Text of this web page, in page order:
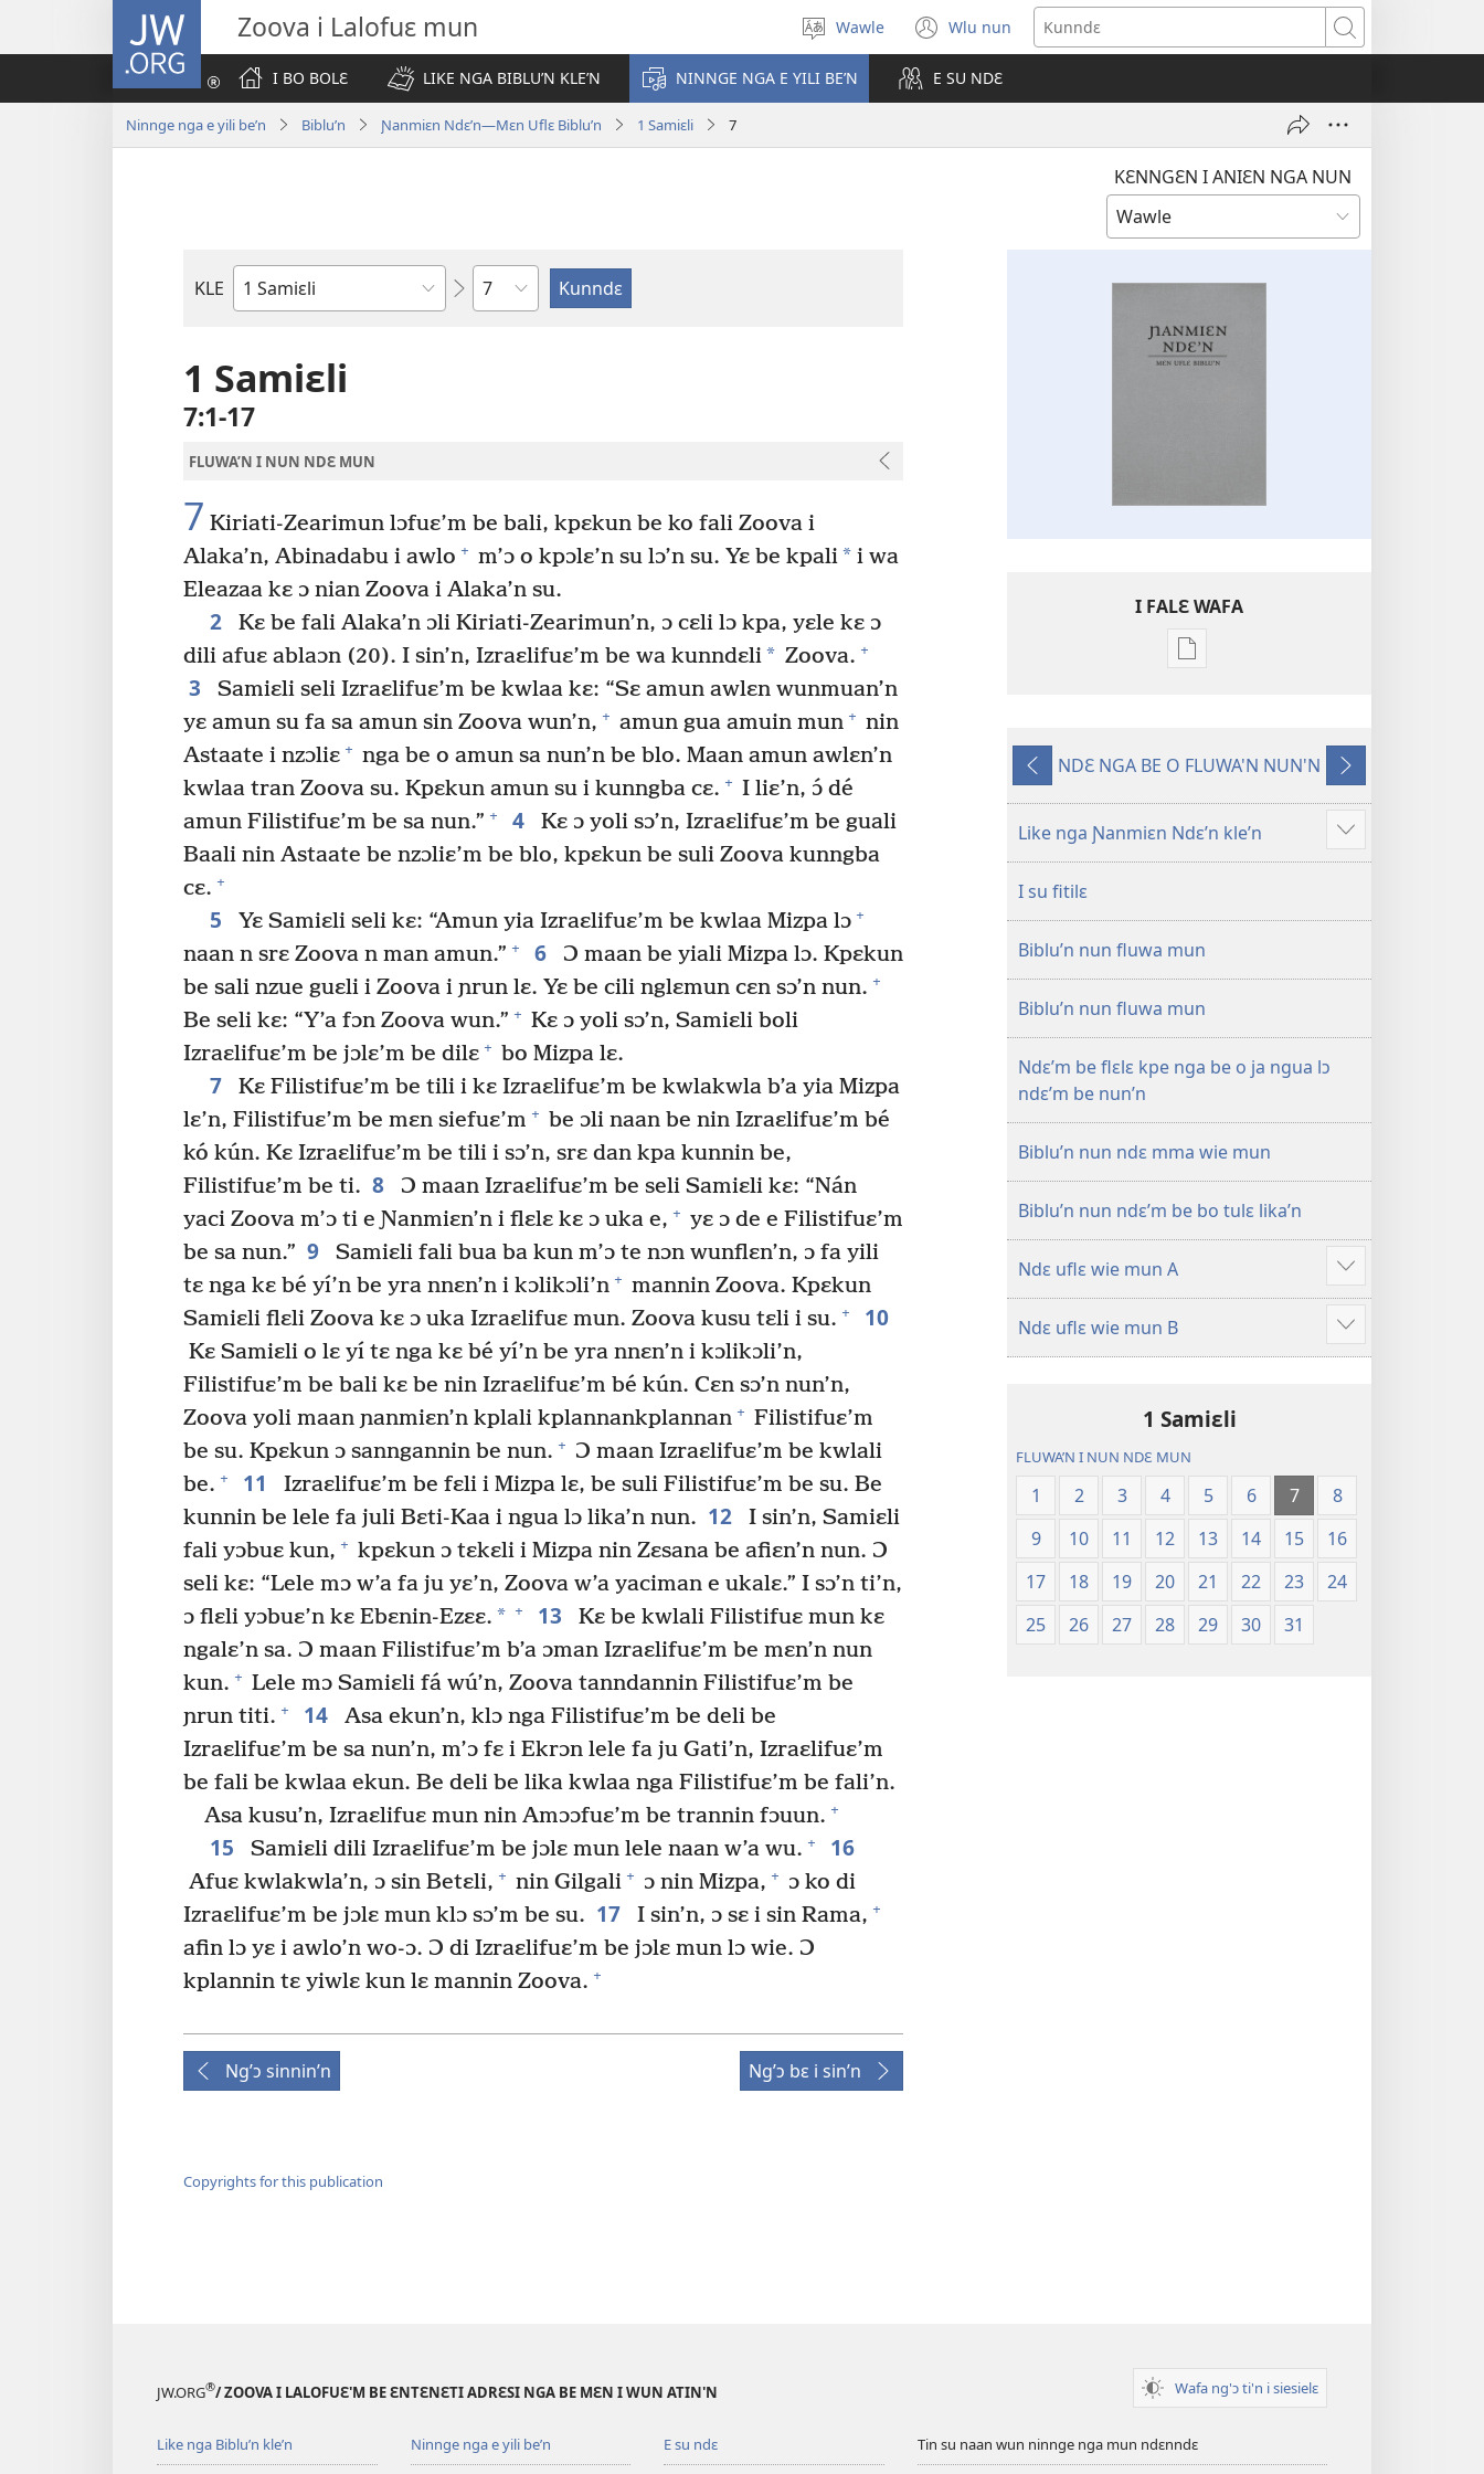
JW.ORG Zoova i Lalofuɛ mun
Kle
aniɛn'n
Wawle Wlu nun
(opens
new
window)
Kunndɛ
I BO BOLƐ
LIKE NGA BIBLU’N KLE’N NINNGE NGA E YILI BE’N E SU NDƐ
Ninnge nga e yili be’n Biblu’n Ɲanmiɛn Ndɛ’n—Mɛn Uflɛ Biblu’n 1 Samiɛli 7
KƐNNGƐN I ANIƐN NGA NUN
KLE
Biblu'n
Ndɛ
tre
1 Samiɛli
7:1-17
FLUWA’N I NUN NDƐ MUN
7 Kiriati-Zearimun lɔfuɛ’m be bali, kpɛkun be ko fali Zoova i
Alaka’n, Abinadabu i awlo + m’ɔ o kpɔlɛ’n su lɔ’n su. Yɛ be kpali* i wa
Eleazaa kɛ ɔ nian Zoova i Alaka’n su.
2
Kɛ be fali Alaka’n ɔli Kiriati-Zearimun’n, ɔ cɛli lɔ kpa, yɛle kɛ ɔ
dili afuɛ ablaɔn (20). I sin’n, Izraɛlifuɛ’m be wa kunndɛli* Zoova. +
3
Samiɛli seli Izraɛlifuɛ’m be kwlaa kɛ: “Sɛ amun awlɛn wunmuan’n
yɛ amun su fa sa amun sin Zoova wun’n, + amun gua amuin mun + nin
Astaate i nzɔliɛ + nga be o amun sa nun’n be blo. Maan amun awlɛn’n
kwlaa tran Zoova su. Kpɛkun amun su i kunngba cɛ. + I liɛ’n, ɔ́ dé
amun Filistifuɛ’m be sa nun.” + 4
Kɛ ɔ yoli sɔ’n, Izraɛlifuɛ’m be guali
Baali nin Astaate be nzɔliɛ’m be blo, kpɛkun be suli Zoova kunngba
cɛ. +
5 Yɛ Samiɛli seli kɛ: “Amun yia Izraɛlifuɛ’m be kwlaa Mizpa lɔ +
naan n srɛ Zoova n man amun.” + 6
Ɔ maan be yiali Mizpa lɔ. Kpɛkun
be sali nzue guɛli i Zoova i ɲrun lɛ. Yɛ be cili nglɛmun cɛn sɔ’n nun. +
Be seli kɛ: “Y’a fɔn Zoova wun.” + Kɛ ɔ yoli sɔ’n, Samiɛli boli
Izraɛlifuɛ’m be jɔlɛ’m be dilɛ + bo Mizpa lɛ.
7
Kɛ Filistifuɛ’m be tili i kɛ Izraɛlifuɛ’m be kwlakwla b’a yia Mizpa
lɛ’n, Filistifuɛ’m be mɛn siefuɛ’m + be ɔli naan be nin Izraɛlifuɛ’m bé
kó kún. Kɛ Izraɛlifuɛ’m be tili i sɔ’n, srɛ dan kpa kunnin be,
Filistifuɛ’m be ti. 8
Ɔ maan Izraɛlifuɛ’m be seli Samiɛli kɛ: “Nán
yaci Zoova m’ɔ ti e Ɲanmiɛn’n i flɛlɛ kɛ ɔ uka e, + yɛ ɔ de e Filistifuɛ’m
be sa nun.” 9
Samiɛli fali bua ba kun m’ɔ te nɔn wunflɛn’n, ɔ fa yili
tɛ nga kɛ bé yí’n be yra nnɛn’n i kɔlikɔli’n + mannin Zoova. Kpɛkun
Samiɛli flɛli Zoova kɛ ɔ uka Izraɛlifuɛ mun. Zoova kusu tɛli i su. + 10
Kɛ Samiɛli o lɛ yí tɛ nga kɛ bé yí’n be yra nnɛn’n i kɔlikɔli’n,
Filistifuɛ’m be bali kɛ be nin Izraɛlifuɛ’m bé kún. Cɛn sɔ’n nun’n,
Zoova yoli maan ɲanmiɛn’n kplali kplannankplannan + Filistifuɛ’m
be su. Kpɛkun ɔ sanngannin be nun. + Ɔ maan Izraɛlifuɛ’m be kwlali
be. + 11
Izraɛlifuɛ’m be fɛli i Mizpa lɛ, be suli Filistifuɛ’m be su. Be
kunnin be lele fa juli Bɛti-Kaa i ngua lɔ lika’n nun. 12
I sin’n, Samiɛli
fali yɔbuɛ kun, + kpɛkun ɔ tɛkɛli i Mizpa nin Zɛsana be afiɛn’n nun. Ɔ
seli kɛ: “Lele mɔ w’a fa ju yɛ’n, Zoova w’a yaciman e ukalɛ.” I sɔ’n ti’n,
ɔ flɛli yɔbuɛ’n kɛ Ebɛnin-Ezɛɛ. * + 13
Kɛ be kwlali Filistifuɛ mun kɛ
ngalɛ’n sa. Ɔ maan Filistifuɛ’m b’a ɔman Izraɛlifuɛ’m be mɛn’n nun
kun. + Lele mɔ Samiɛli fá wú’n, Zoova tanndannin Filistifuɛ’m be
ɲrun titi. + 14
Asa ekun’n, klɔ nga Filistifuɛ’m be deli be
Izraɛlifuɛ’m be sa nun’n, m’ɔ fɛ i Ekrɔn lele fa ju Gati’n, Izraɛlifuɛ’m
be fali be kwlaa ekun. Be deli be lika kwlaa nga Filistifuɛ’m be fali’n.
Asa kusu’n, Izraɛlifuɛ mun nin Amɔɔfuɛ’m be trannin fɔuun. +
15 Samiɛli dili Izraɛlifuɛ’m be jɔlɛ mun lele naan w’a wu. + 16
Afuɛ kwlakwla’n, ɔ sin Betɛli, + nin Gilgali + ɔ nin Mizpa, + ɔ ko di
Izraɛlifuɛ’m be jɔlɛ mun klɔ sɔ’m be su. 17 I sin’n, ɔ sɛ i sin Rama, +
afin lɔ yɛ i awlo’n wo-ɔ. Ɔ di Izraɛlifuɛ’m be jɔlɛ mun lɔ wie. Ɔ
kplannin tɛ yiwlɛ kun lɛ mannin Zoova. +
Ng’ɔ sinnin’n Ng’ɔ bɛ i sin’n
Copyrights for this publication
I FALƐ WAFA
Nga
mannzin
be
su'n
wafa'n
Ɲanmiɛn
Ndɛ’n
—
Mɛn
Uflɛ
Biblu’n
Ng’ɔ
sinnin’n
NDƐ NGA BE O FLUWA'N NUN'N
Ng’ɔ
bɛ
sin’n
Like nga Ɲanmiɛn Ndɛ’n kle’n
Show
more
I su fitilɛ
Biblu’n nun fluwa mun
Biblu’n nun fluwa mun
Ndɛ’m be flɛlɛ kpe nga be o ja ngua lɔ
ndɛ’m be nun’n
Biblu’n nun ndɛ mma wie mun
Biblu’n nun ndɛ’m be bo tulɛ lika’n
Ndɛ uflɛ wie mun A
Show
more
Ndɛ uflɛ wie mun B
Show
more
1 Samiɛli
FLUWA’N I NUN NDƐ MUN
1 2 3 4 5 6 7
8
9
10 11 12 13 14 15
16
17
18 19 20 21 22 23
24
25
26 27 28 29 30 31
JW.ORG®/ ZOOVA I LALOFUƐ'M BE ƐNTƐNƐTI ADRƐSI NGA BE MƐN I WUN ATIN'N Wafa ng'ɔ ti'n i siesielɛ
Like nga Biblu’n kle’n Ninnge nga e yili be’n E su ndɛ Tin su naan wun ninnge nga mun ndɛnndɛ